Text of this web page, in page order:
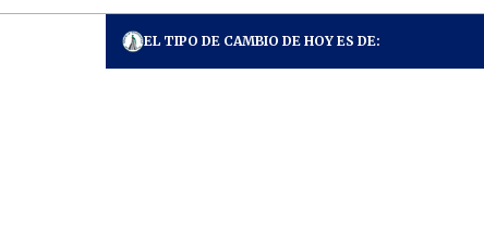
EL TIPO DE CAMBIO DE HOY ES DE: